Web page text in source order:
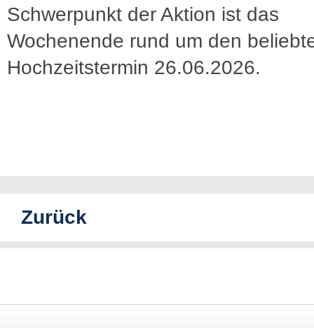
Schwerpunkt der Aktion ist das
Wochenende rund um den
Hochzeitstermin 26.06.2026.
Zurück